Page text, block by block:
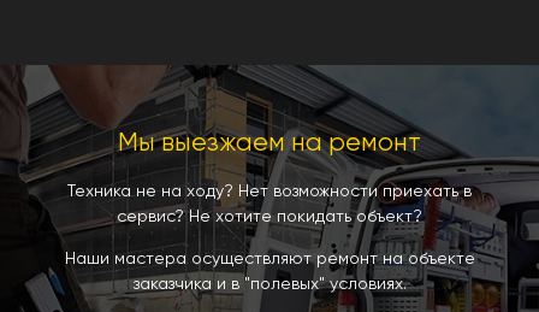
Мы выезжаем на ремонт
Техника не на ходу? Нет возможности приехать в
сервис? Не хотите покидать объект?
Наши мастера осуществляют ремонт на объекте
заказчика и в "полевых" условиях.